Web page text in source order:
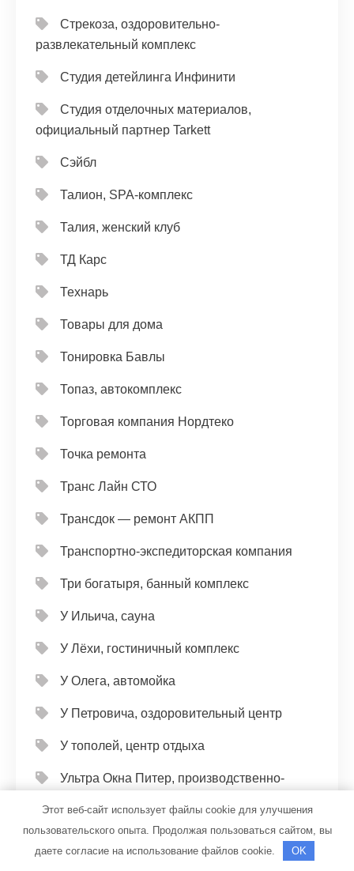
Стрекоза, оздоровительно-
развлекательный комплекс
Студия детейлинга Инфинити
Студия отделочных материалов,
официальный партнер Tarkett
Сэйбл
Талион, SPA-комплекс
Талия, женский клуб
ТД Карс
Технарь
Товары для дома
Тонировка Бавлы
Топаз, автокомплекс
Торговая компания Нордтеко
Точка ремонта
Транс Лайн СТО
Трансдок — ремонт АКПП
Транспортно-экспедиторская компания
Три богатыря, банный комплекс
У Ильича, сауна
У Лёхи, гостиничный комплекс
У Олега, автомойка
У Петровича, оздоровительный центр
У тополей, центр отдыха
Ультра Окна Питер, производственно-
Универсал, автомойка
Этот веб-сайт использует файлы cookie для улучшения
пользовательского опыта. Продолжая пользоваться сайтом, вы
даете согласие на использование файлов cookie.
OK